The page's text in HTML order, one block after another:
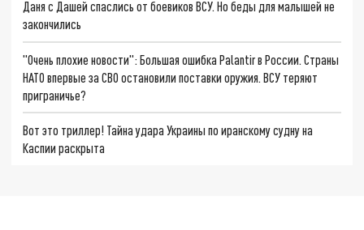
Даня с Дашей спаслись от боевиков ВСУ. Но беды для малышей не
закончились
"Очень плохие новости": Большая ошибка Palantir в России. Страны
НАТО впервые за СВО остановили поставки оружия. ВСУ теряют
приграничье?
Вот это триллер! Тайна удара Украины по иранскому судну на
Каспии раскрыта